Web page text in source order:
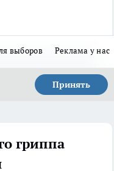
выборов Реклама у нас
Принять
гриппа